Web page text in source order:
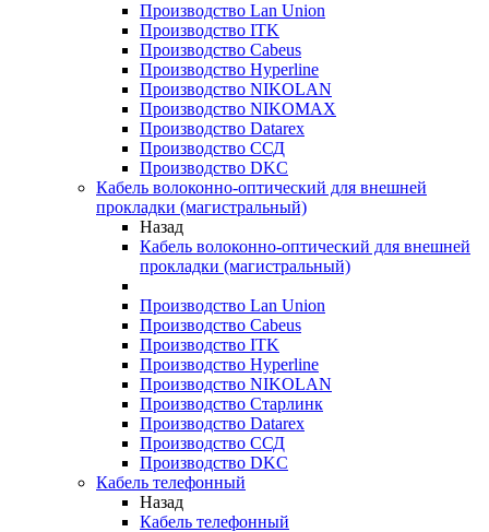
Производство Lan Union
Производство ITK
Производство Cabeus
Производство Hyperline
Производство NIKOLAN
Производство NIKOMAX
Производство Datarex
Производство ССД
Производство DKC
Кабель волоконно-оптический для внешней
прокладки (магистральный)
Назад
Кабель волоконно-оптический для внешней
прокладки (магистральный)
Производство Lan Union
Производство Cabeus
Производство ITK
Производство Hyperline
Производство NIKOLAN
Производство Старлинк
Производство Datarex
Производство ССД
Производство DKC
Кабель телефонный
Назад
Кабель телефонный